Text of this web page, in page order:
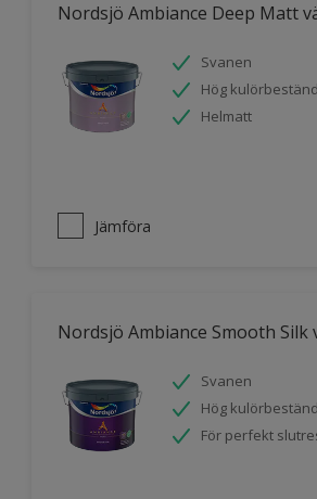
Nordsjö Ambiance Deep Matt
Svanen
Hög
Helmatt
Jämföra
Nordsjö Ambiance Smooth Silk
Svanen
Hög
För perfekt